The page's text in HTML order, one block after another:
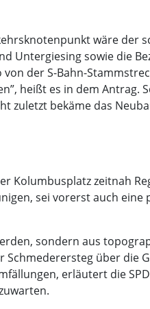
wäre der
Untergiesing sowie die
der S-Bahn-
heißt es in dem Antrag.
zuletzt bekäme das
Kolumbusplatz zeitnah
sei vorerst auch eine
sondern aus
über die
erläutert die